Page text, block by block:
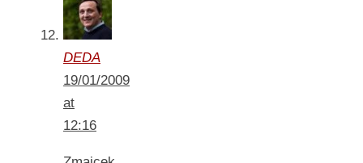
DEDA
19/01/2009
at
12:16